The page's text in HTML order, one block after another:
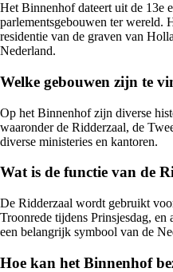
Het Binnenhof dateert uit de 13e
parlementsgebouwen ter wereld.
residentie van de graven van
Nederland.
Welke gebouwen zijn te
Op het Binnenhof zijn diverse
waaronder de Ridderzaal, de
diverse ministeries en kantoren.
Wat is de functie van de
De Ridderzaal wordt gebruikt
Troonrede tijdens Prinsjesdag,
een belangrijk symbool van de
Hoe kan het Binnenhof